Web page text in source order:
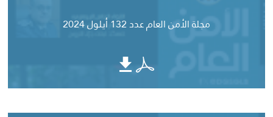
مجلة الأمن العام عدد 132 أيلول 2024